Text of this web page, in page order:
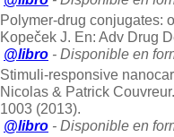
Polymer-drug conjugates:
Kopeček J. En: Adv Drug
@libro - Disponible en
Stimuli-responsive
Nicolas & Patrick
1003 (2013).
@libro - Disponible en